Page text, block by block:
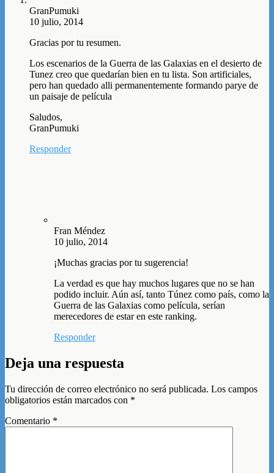
GranPumuki
10 julio, 2014
Gracias por tu resumen.
Los escenarios de la Guerra de las Galaxias en el desierto de
Tunez creo que quedarían bien en tu lista. Son artificiales,
pero han quedado alli permanentemente formando parye de
un paisaje de película
Saludos,
GranPumuki
Responder
Fran Méndez
10 julio, 2014
¡Muchas gracias por tu sugerencia!
La verdad es que hay muchos lugares que no se han
podido incluir. Aún así, tanto Túnez como país, como la
Guerra de las Galaxias como película, serían
merecedores de estar en este ranking.
Responder
Deja una respuesta
Tu dirección de correo electrónico no será publicada. Los campos
obligatorios están marcados con *
Comentario *